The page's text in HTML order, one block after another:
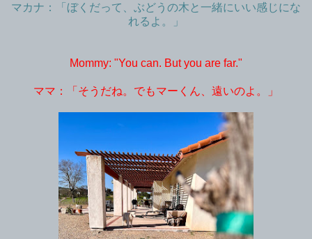
マカナ：「ぼくだって、ぶどうの木と一緒にいい感じにな
れるよ。」
Mommy: "You can. But you are far."
ママ：「そうだね。でもマーくん、遠いのよ。」